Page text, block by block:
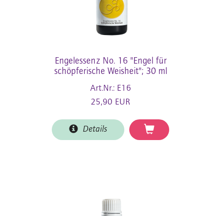
Engelessenz No. 16 "Engel für
schöpferische Weisheit"; 30 ml
Art.Nr.: E16
25,90 EUR
Details